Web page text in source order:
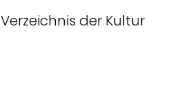
Verzeichnis der Kultur